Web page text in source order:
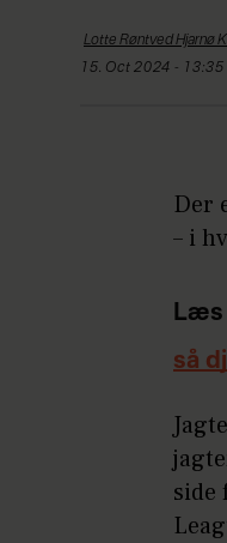
Lotte Røntved Hjarnø
15. Oct 2024 - 13:35
Der
– i
Læs
så
side